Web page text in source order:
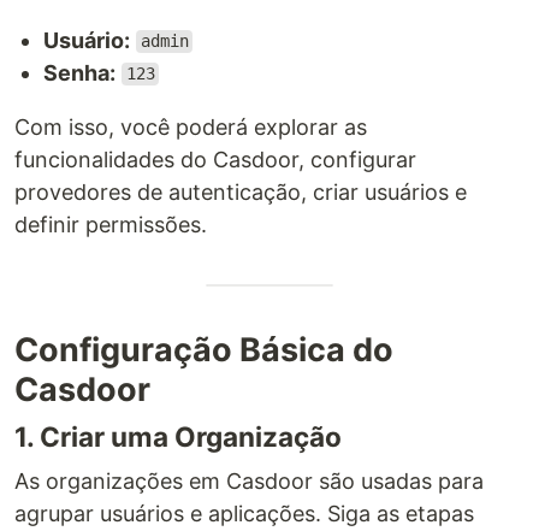
Usuário: admin
Senha: 123
Com isso, você poderá explorar as
funcionalidades do Casdoor, configurar
provedores de autenticação, criar usuários e
definir permissões.
Configuração Básica do
Casdoor
1. Criar uma Organização
As organizações em Casdoor são usadas para
agrupar usuários e aplicações. Siga as etapas